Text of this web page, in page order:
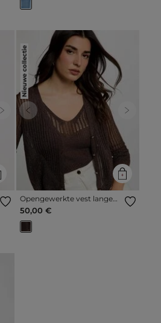
Next
Nieuwe collectie
Previous Next
Opengewerkte vest lange
mouwen donker bruin
vrouw
50,00 €